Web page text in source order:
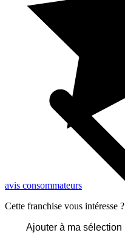
avis consommateurs
Cette franchise vous intéresse ?
Ajouter à ma sélection